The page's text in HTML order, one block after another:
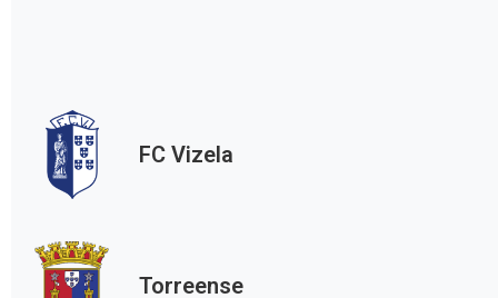
FC Vizela
Torreense